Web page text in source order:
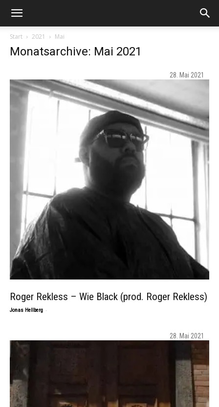
Start 2021 Mai
Monatsarchive: Mai 2021
28. Mai 2021
Roger Rekless – Wie Black (prod. Roger Rekless)
Jonas Hellberg -
28. Mai 2021